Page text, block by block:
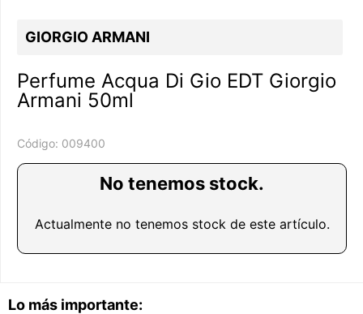
Lo más importante:
GIORGIO ARMANI
Perfume Acqua Di Gio EDT Giorgio
Armani 50ml
Código: 009400
No tenemos stock.
Actualmente no tenemos stock de este artículo.